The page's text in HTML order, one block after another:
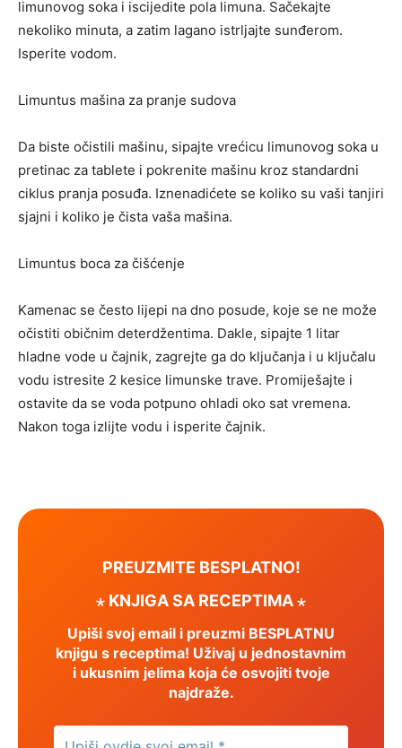
limunovog soka i iscijedite pola limuna. Sačekajte
nekoliko minuta, a zatim lagano istrljajte sunđerom.
Isperite vodom.
Limuntus mašina za pranje sudova
Da biste očistili mašinu, sipajte vrećicu limunovog soka u
pretinac za tablete i pokrenite mašinu kroz standardni
ciklus pranja posuđa. Iznenadićete se koliko su vaši tanjiri
sjajni i koliko je čista vaša mašina.
Limuntus boca za čišćenje
Kamenac se često lijepi na dno posude, koje se ne može
očistiti običnim deterdžentima. Dakle, sipajte 1 litar
hladne vode u čajnik, zagrejte ga do ključanja i u ključalu
vodu istresite 2 kesice limunske trave. Promiješajte i
ostavite da se voda potpuno ohladi oko sat vremena.
Nakon toga izlijte vodu i isperite čajnik.
PREUZMITE BESPLATNO!
⋆ KNJIGA SA RECEPTIMA ⋆
Upiši svoj email i preuzmi BESPLATNU
knjigu s receptima! Uživaj u jednostavnim
i ukusnim jelima koja će osvojiti tvoje
najdraže.